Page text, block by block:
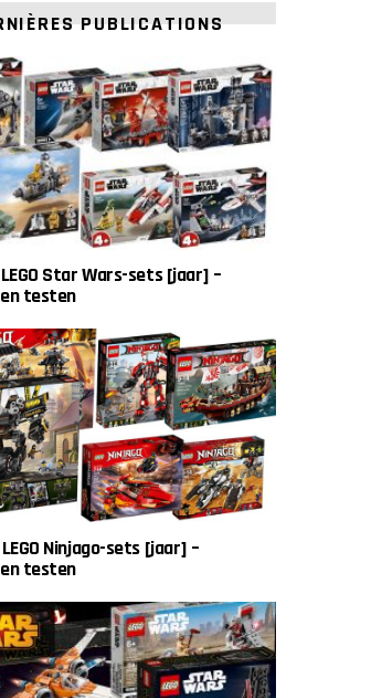
PUBLICATIONS
Star Wars-sets [jaar] –
testen
Ninjago-sets [jaar] –
testen